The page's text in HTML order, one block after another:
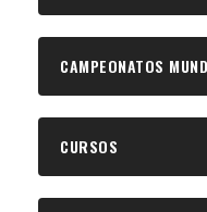
CAMPEONATOS
CURSOS